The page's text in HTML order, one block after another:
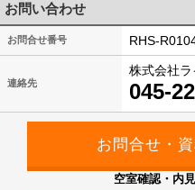
お問い合わせ
お問合せ番号 RHS-
連絡先
株式会社
045-
空室確認・内